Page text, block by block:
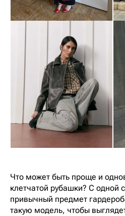
Что может быть проще и
клетчатой рубашки? С одной
привычный предмет
такую модель, чтобы